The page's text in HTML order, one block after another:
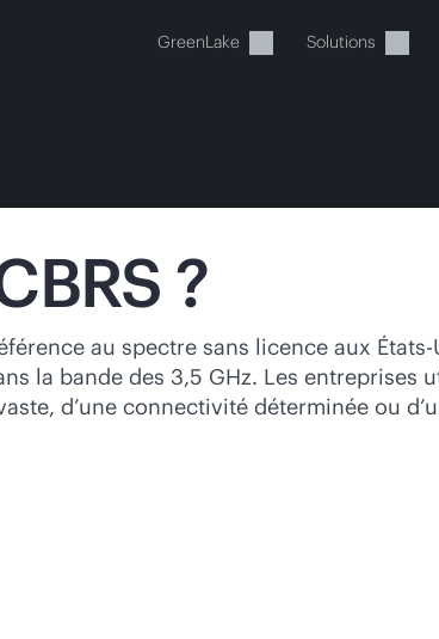
GreenLake Solutions
panier est
dans la boutique HPE pour découvrir,
?
au spectre sans licence aux
la bande des 3,5 GHz. Les
d’une connectivité déterminée ou